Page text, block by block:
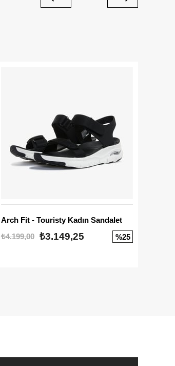
Arch Fit - Touristy Kadın Sandalet
₺4.199,00
₺3.149,25 %25